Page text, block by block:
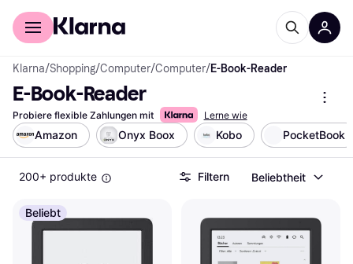
Für Shopper
Klarna/Shopping/Computer/Computer/E-Book-Reader
E-Book-Reader
Probiere flexible Zahlungen mit Lerne wie
Amazon Onyx Boox Kobo PocketBook
200+ produkte Filtern Beliebtheit
Beliebt